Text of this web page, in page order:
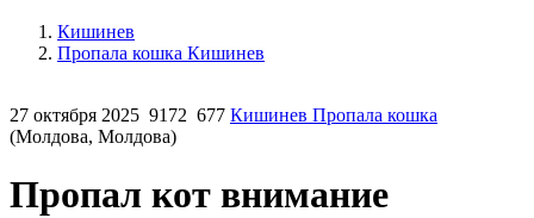
Кишинев
Пропала кошка Кишинев
27 октября 2025 9172 677 Кишинев Пропала кошка
(Молдова, Молдова)
Пропал кот внимание